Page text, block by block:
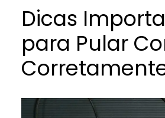
Dicas
para Pular